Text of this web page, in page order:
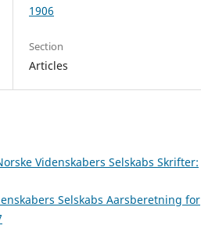
1906
Section
Articles
Videnskabers Selskabs Skrifter:
Selskabs Aarsberetning for